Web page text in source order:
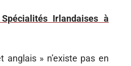
Irlandaises à
anglais » n’existe pas en